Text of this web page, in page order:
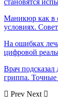
Маникюр как в
условиях.
На ошибках
цифровой
Врач
гриппа.
Prev Next